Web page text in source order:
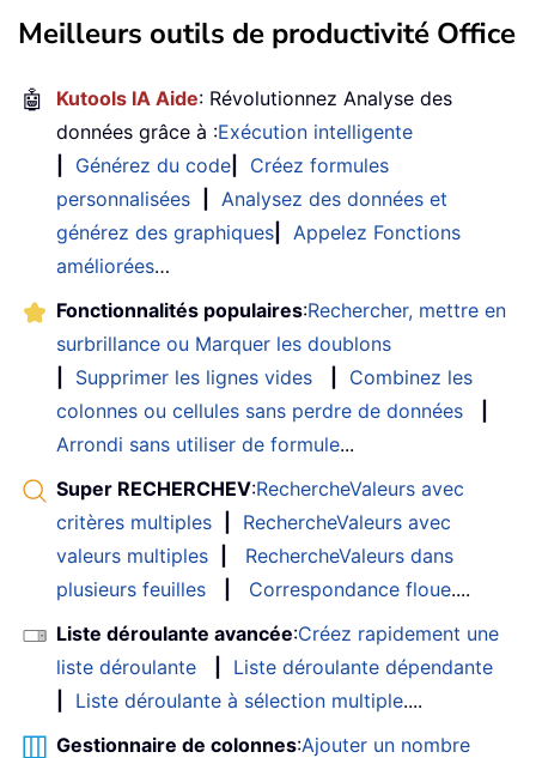
Meilleurs outils de productivité Office
🤖 Kutools IA Aide: Révolutionnez Analyse des
données grâce à :Exécution intelligente
Générez du code
Créez formules
personnalisées
Analysez des données et
générez des graphiques
Appelez Fonctions
améliorées…
Fonctionnalités populaires:Rechercher, mettre en
surbrillance ou Marquer les doublons
Supprimer les lignes vides
Combinez les
colonnes ou cellules sans perdre de données
Arrondi sans utiliser de formule...
Super RECHERCHEV:RechercheValeurs avec
critères multiples
RechercheValeurs avec
valeurs multiples
RechercheValeurs dans
plusieurs feuilles
Correspondance floue....
Liste déroulante avancée:Créez rapidement une
liste déroulante
Liste déroulante dépendante
Liste déroulante à sélection multiple....
Gestionnaire de colonnes:Ajouter un nombre